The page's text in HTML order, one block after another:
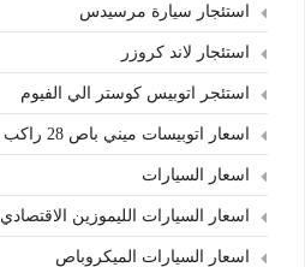
استئجار سيارة مرسيدس
استئجار لاند كروزر
استئجر اتوبيس كوستر الي الفيوم
اسعار اتوبيسات ميني باص 28 راكب للايجار
اسعار السيارات
اسعار السيارات الليموزين الاقتصادي
اسعار السيارات الميكروباص